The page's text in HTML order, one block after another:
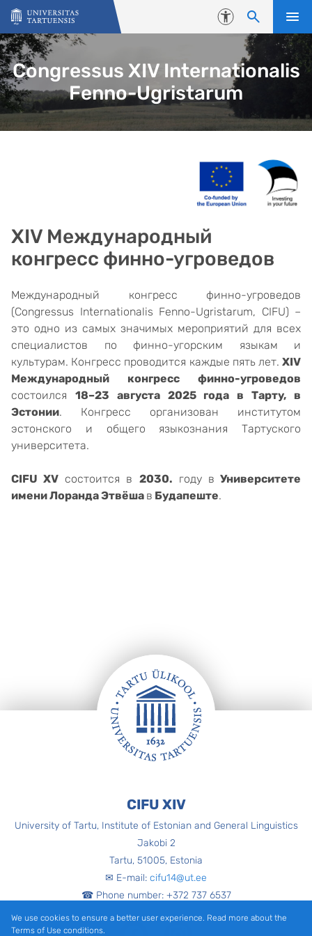
Skip to content
Accessibility
Congressus XIV Internationalis
Fenno-Ugristarum
XIV Международный
конгресс финно-угроведов
Международный конгресс финно-угроведов
(Congressus Internationalis Fenno-Ugristarum, CIFU) –
это одно из самых значимых мероприятий для всех
специалистов по финно-угорским языкам и
культурам. Конгресс проводится каждые пять лет. XIV
Международный конгресс финно-угроведов
состоился 18–23 августа 2025 года в Тарту, в
Эстонии. Конгресс организован институтом
эстонского и общего языкознания Тартуского
университета.
CIFU XV состоится в 2030. году в Университете
имени Лоранда Этвёша в Будапеште.
CIFU XIV
University of Tartu, Institute of Estonian and General Linguistics
Jakobi 2
Tartu, 51005, Estonia
✉ E-mail: cifu14@ut.ee
☎ Phone number: +372 737 6537
We use cookies to ensure a better user experience. Read more about the
Terms of Use conditions.